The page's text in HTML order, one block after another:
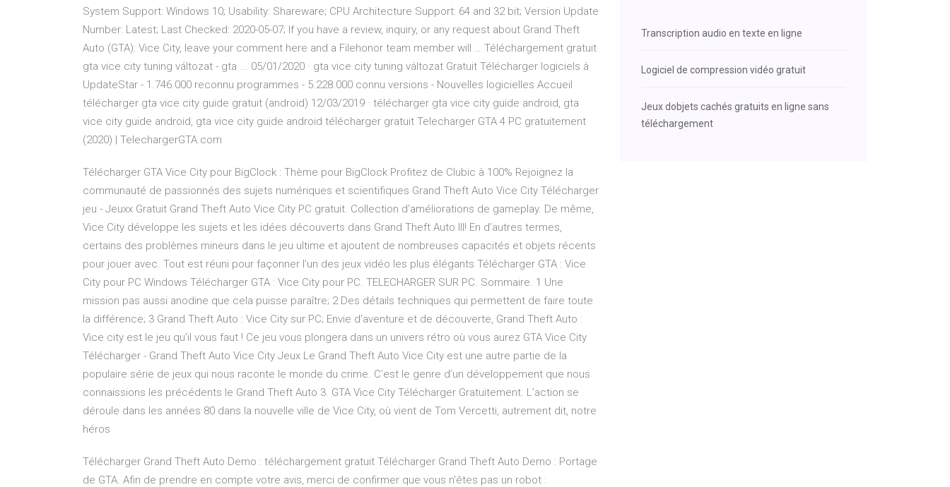
System Support: Windows 10; Usability: Shareware; CPU Architecture Support: 64 and 32 bit; Version Update
Number: Latest; Last Checked: 2020-05-07; If you have a review, inquiry, or any request about Grand Theft
Auto (GTA): Vice City, leave your comment here and a Filehonor team member will … Téléchargement gratuit
gta vice city tuning változat - gta ... 05/01/2020 · gta vice city tuning változat Gratuit Télécharger logiciels à
UpdateStar - 1.746.000 reconnu programmes - 5.228.000 connu versions - Nouvelles logicielles Accueil
télécharger gta vice city guide gratuit (android) 12/03/2019 · télécharger gta vice city guide android, gta
vice city guide android, gta vice city guide android télécharger gratuit Telecharger GTA 4 PC gratuitement
(2020) | TelechargerGTA.com
Télécharger GTA Vice City pour BigClock : Thème pour BigClock Profitez de Clubic à 100% Rejoignez la
communauté de passionnés des sujets numériques et scientifiques Grand Theft Auto Vice City Télécharger
jeu - Jeuxx Gratuit Grand Theft Auto Vice City PC gratuit. Collection d’améliorations de gameplay. De même,
Vice City développe les sujets et les idées découverts dans Grand Theft Auto III! En d’autres termes,
certains des problèmes mineurs dans le jeu ultime et ajoutent de nombreuses capacités et objets récents
pour jouer avec. Tout est réuni pour façonner l’un des jeux vidéo les plus élégants Télécharger GTA : Vice
City pour PC Windows Télécharger GTA : Vice City pour PC. TELECHARGER SUR PC. Sommaire. 1 Une
mission pas aussi anodine que cela puisse paraître; 2 Des détails techniques qui permettent de faire toute
la différence; 3 Grand Theft Auto : Vice City sur PC; Envie d’aventure et de découverte, Grand Theft Auto :
Vice city est le jeu qu’il vous faut ! Ce jeu vous plongera dans un univers rétro où vous aurez GTA Vice City
Télécharger - Grand Theft Auto Vice City Jeux Le Grand Theft Auto Vice City est une autre partie de la
populaire série de jeux qui nous raconte le monde du crime. C’est le genre d’un développement que nous
connaissions les précédents le Grand Theft Auto 3. GTA Vice City Télécharger Gratuitement. L’action se
déroule dans les années 80 dans la nouvelle ville de Vice City, où vient de Tom Vercetti, autrement dit, notre
héros
Télécharger Grand Theft Auto Demo : téléchargement gratuit Télécharger Grand Theft Auto Demo : Portage
de GTA. Afin de prendre en compte votre avis, merci de confirmer que vous n'êtes pas un robot :
Transcription audio en texte en ligne
Logiciel de compression vidéo gratuit
Jeux dobjets cachés gratuits en ligne sans
téléchargement